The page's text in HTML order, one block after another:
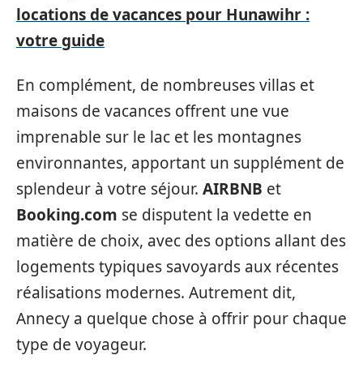
locations de vacances pour Hunawihr :
votre guide
En complément, de nombreuses villas et
maisons de vacances offrent une vue
imprenable sur le lac et les montagnes
environnantes, apportant un supplément de
splendeur à votre séjour. AIRBNB et
Booking.com se disputent la vedette en
matière de choix, avec des options allant des
logements typiques savoyards aux récentes
réalisations modernes. Autrement dit,
Annecy a quelque chose à offrir pour chaque
type de voyageur.